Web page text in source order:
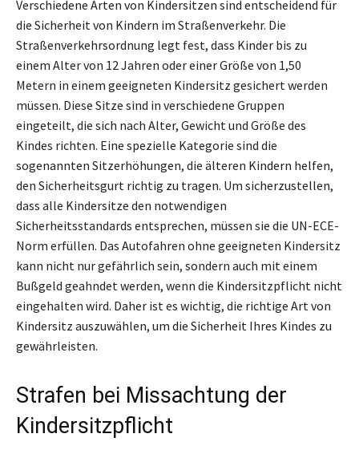
Verschiedene Arten von Kindersitzen sind entscheidend für
die Sicherheit von Kindern im Straßenverkehr. Die
Straßenverkehrsordnung legt fest, dass Kinder bis zu
einem Alter von 12 Jahren oder einer Größe von 1,50
Metern in einem geeigneten Kindersitz gesichert werden
müssen. Diese Sitze sind in verschiedene Gruppen
eingeteilt, die sich nach Alter, Gewicht und Größe des
Kindes richten. Eine spezielle Kategorie sind die
sogenannten Sitzerhöhungen, die älteren Kindern helfen,
den Sicherheitsgurt richtig zu tragen. Um sicherzustellen,
dass alle Kindersitze den notwendigen
Sicherheitsstandards entsprechen, müssen sie die UN-ECE-
Norm erfüllen. Das Autofahren ohne geeigneten Kindersitz
kann nicht nur gefährlich sein, sondern auch mit einem
Bußgeld geahndet werden, wenn die Kindersitzpflicht nicht
eingehalten wird. Daher ist es wichtig, die richtige Art von
Kindersitz auszuwählen, um die Sicherheit Ihres Kindes zu
gewährleisten.
Strafen bei Missachtung der
Kindersitzpflicht